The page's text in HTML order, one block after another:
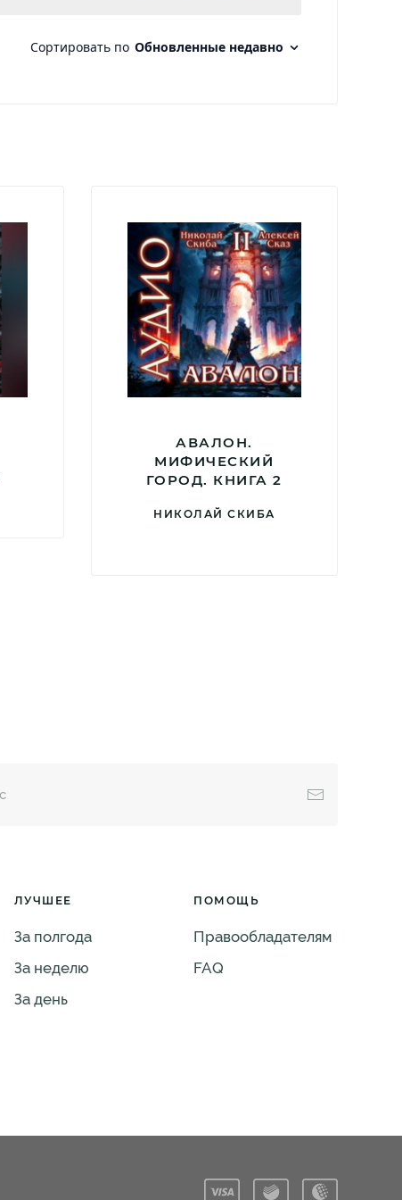
АВАЛОН.
МИФИЧЕСКИЙ
ГОРОД. КНИГА 2
НИКОЛАЙ СКИБА
ЛУЧШЕЕ
За полгода
За неделю
За день
ПОМОЩЬ
Правообладателям
FAQ